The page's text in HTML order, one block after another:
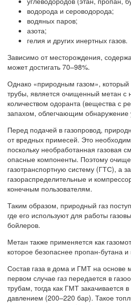
водорода и сероводорода;
водяных паров;
азота;
гелия и других инертных газов.
Зависимо от месторождения,
может достигать 70–98%.
Однако «природным газом», который
трубы, является очищенный метан с
количеством одоранта (вещества с
запахом, облегчающим обнаружение
Перед подачей в газопровод,
от вредных примесей. Это
поскольку необработанная газовая
опасные компоненты. Поэтому
газотранспортную систему (ГТС), а
газораспределительные и
конечным пользователям.
Таким образом, природный газ
где его используют для работы
бойлеров.
Метан также применяется как
которое безопаснее пропан-бутана
Состав газа в дома и ГМТ на основе
первом случае газ передается в
трубам, тогда как ГМТ закачивается
давлением (200–220 бар). Такое